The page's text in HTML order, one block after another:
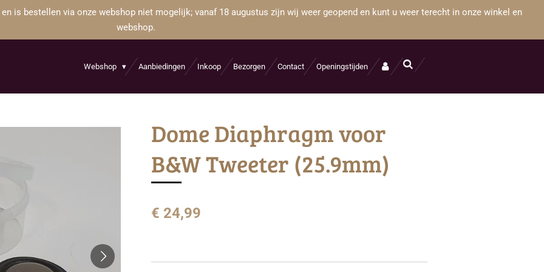
is bestellen via onze webshop niet mogelijk; vanaf 18 augustus zijn wij weer geopend en kunt u weer terecht in onze winkel en
webshop.
Webshop Aanbiedingen Inkoop Bezorgen Contact Openingstijden
Dome Diaphragm voor
B&W Tweeter (25.9mm)
€ 24,99